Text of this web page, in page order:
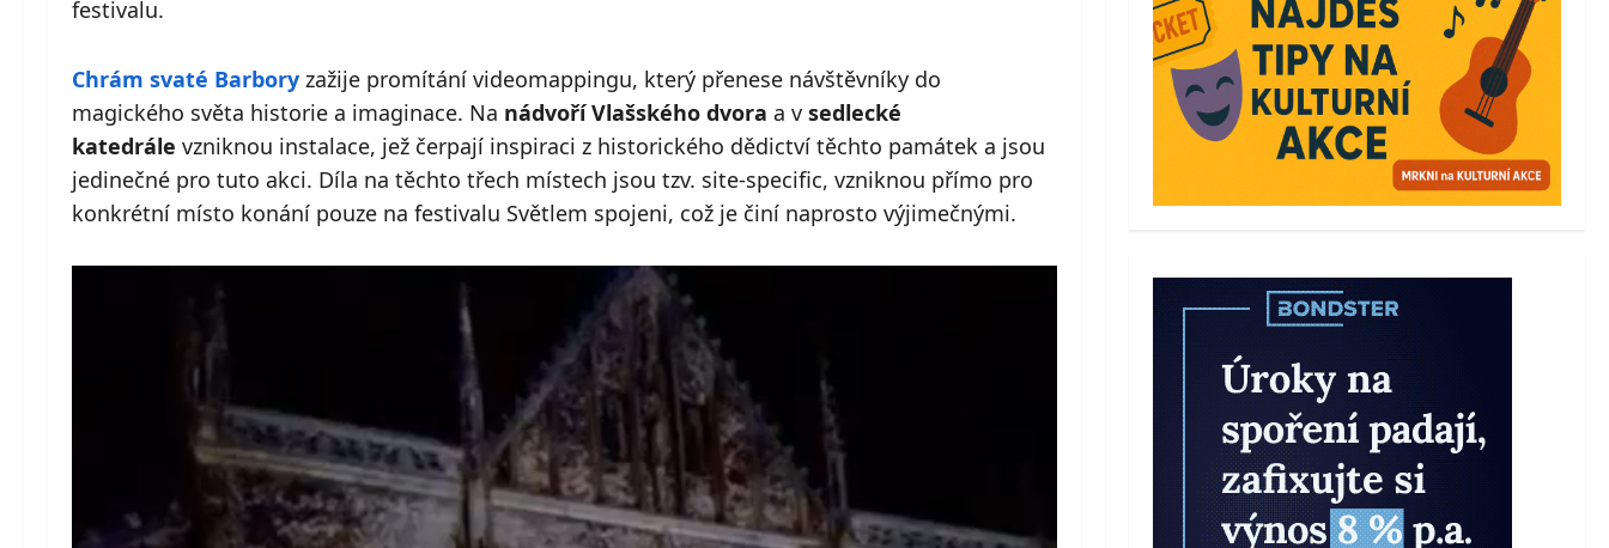
festivalu.
Chrám svaté Barbory zažije promítání videomappingu, který přenese návštěvníky do
magického světa historie a imaginace. Na nádvoří Vlašského dvora a v sedlecké
katedrále vzniknou instalace, jež čerpají inspiraci z historického dědictví těchto památek a jsou
jedinečné pro tuto akci. Díla na těchto třech místech jsou tzv. site-specific, vzniknou přímo pro
konkrétní místo konání pouze na festivalu Světlem spojeni, což je činí naprosto výjimečnými.